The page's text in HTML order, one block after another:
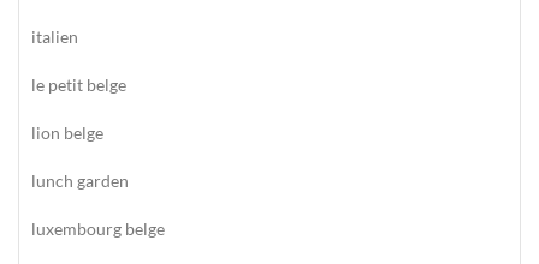
italien
le petit belge
lion belge
lunch garden
luxembourg belge